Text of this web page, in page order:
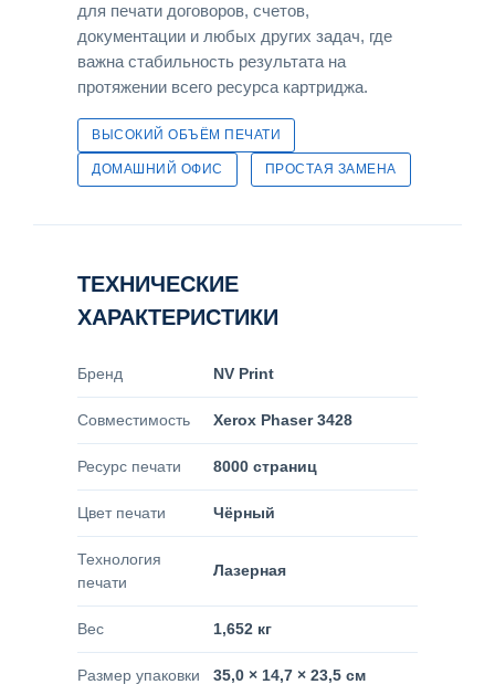
для печати договоров, счетов,
документации и любых других задач, где
важна стабильность результата на
протяжении всего ресурса картриджа.
ВЫСОКИЙ ОБЪЁМ ПЕЧАТИ
ДОМАШНИЙ ОФИС ПРОСТАЯ ЗАМЕНА
ТЕХНИЧЕСКИЕ
ХАРАКТЕРИСТИКИ
Бренд NV Print
Совместимость Xerox Phaser 3428
Ресурс печати 8000 страниц
Цвет печати Чёрный
Технология
печати
Лазерная
Вес 1,652 кг
Размер упаковки 35,0 × 14,7 × 23,5 см